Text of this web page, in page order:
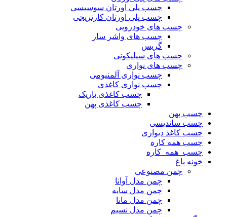
چسب پلی اورتان سوسیسی
چسب پلی اورتان کارتریجی
چسب های خودرویی
چسب های واشر ساز
گریس
چسب های سیلیکونی
چسب های نواری
چسب نواری آلمنیومی
چسب نواری کاغذی
چسب کاغذی باریک
چسب کاغذی پهن
چسب پهن
چسب ساندیسی
چسب کاغذ دیواری
چسب همه کاره
چسب_همه_کاره
خونه باغ
چمن مصنوعی
چمن مدل آوانا
چمن مدل سایه
چمن مدل مانا
چمن مدل نسیم